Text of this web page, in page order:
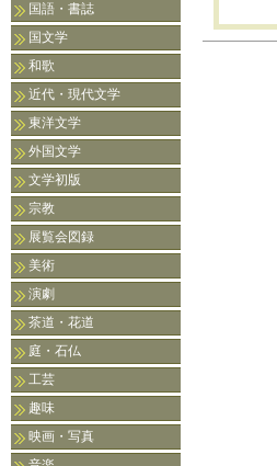
国語・書誌
国文学
和歌
近代・現代文学
東洋文学
外国文学
文学初版
宗教
展覧会図録
美術
演劇
茶道・花道
庭・石仏
工芸
趣味
映画・写真